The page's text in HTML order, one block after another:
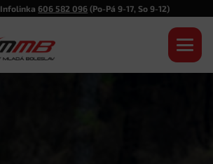
Infolinka606 582 096 (Po-Pá 9-17, So 9-12)